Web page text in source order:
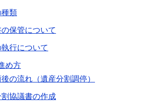
類
保管について
行について
め方
の流れ（遺産分割調停）
協議書の作成